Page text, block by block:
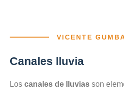
VICENTE
Canales lluvia
Los canales de lluvias son